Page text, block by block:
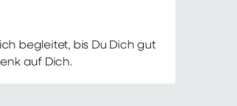
begleitet, bis Du Dich gut
auf Dich.